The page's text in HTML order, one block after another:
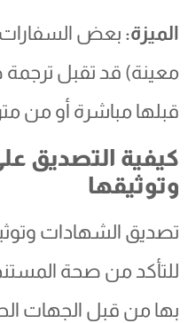
الميزة:بعض السفارات
معينة) قد تقبل
قبلها مباشرة أو من
كيفية التصديق
وتوثيقها
تصديق الشهادات
للتأكد من صحة
بها من قبل الجهات